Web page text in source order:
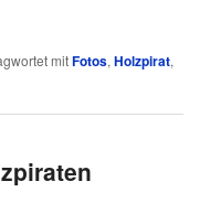
mitFotos,Holzpirat,